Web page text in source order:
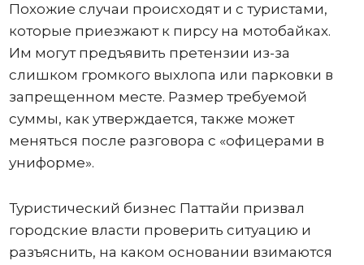
Похожие случаи происходят и с туристами,
которые приезжают к пирсу на мотобайках.
Им могут предъявить претензии из-за
слишком громкого выхлопа или парковки в
запрещенном месте. Размер требуемой
суммы, как утверждается, также может
меняться после разговора с «офицерами в
униформе».
Туристический бизнес Паттайи призвал
городские власти проверить ситуацию и
разъяснить, на каком основании взимаются